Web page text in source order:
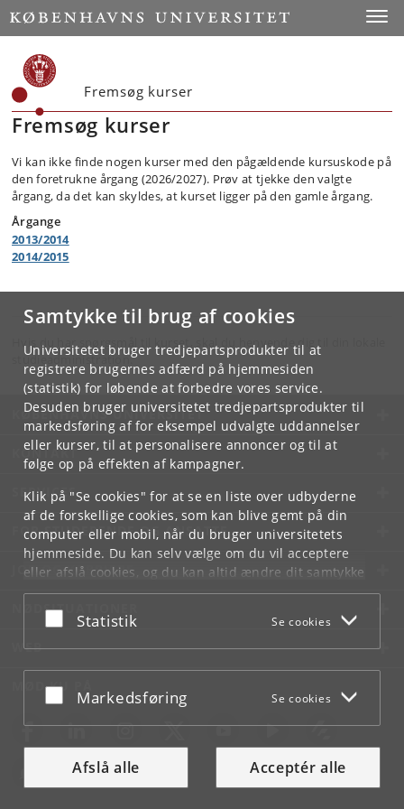
Samtykke til brug af cookies
Universitetet bruger tredjepartsprodukter til at
registrere brugernes adfærd på hjemmesiden
(statistik) for løbende at forbedre vores service.
Desuden bruger universitetet tredjepartsprodukter til
markedsføring af for eksempel udvalgte uddannelser
eller kurser, til at personalisere annoncer og til at
følge op på effekten af kampagner.
Klik på "Se cookies" for at se en liste over udbyderne
af de forskellige cookies, som kan blive gemt på din
computer eller mobil, når du bruger universitetets
hjemmeside. Du kan selv vælge om du vil acceptere
eller afslå cookies, og du kan altid ændre dit samtykke
underCookie- og privatlivspolitiksom du finder i
bunden af hver side.
Acceptér eller afslå
Statistik Se cookies
Acceptér eller afslå
Markedsføring Se cookies
Afslå alle Acceptér alle
Fremsøg kurser
Fremsøg kurser
Vi kan ikke finde nogen kurser med den pågældende kursuskode på
den foretrukne årgang (2026/2027). Prøv at tjekke den valgte
årgang, da det kan skyldes, at kurset ligger på den gamle årgang.
Årgange
2013/2014
2014/2015
Hvis du har spørgsmål til kurset, skal du henvende dig til din lokale
studieadministration.
KØBENHAVNS UNIVERSITET
KONTAKT
SERVICES
FOR STUDERENDE OG ANSATTE
JOB OG KARRIERE
NØDSITUATIONER
WEB
MØD KU PÅ